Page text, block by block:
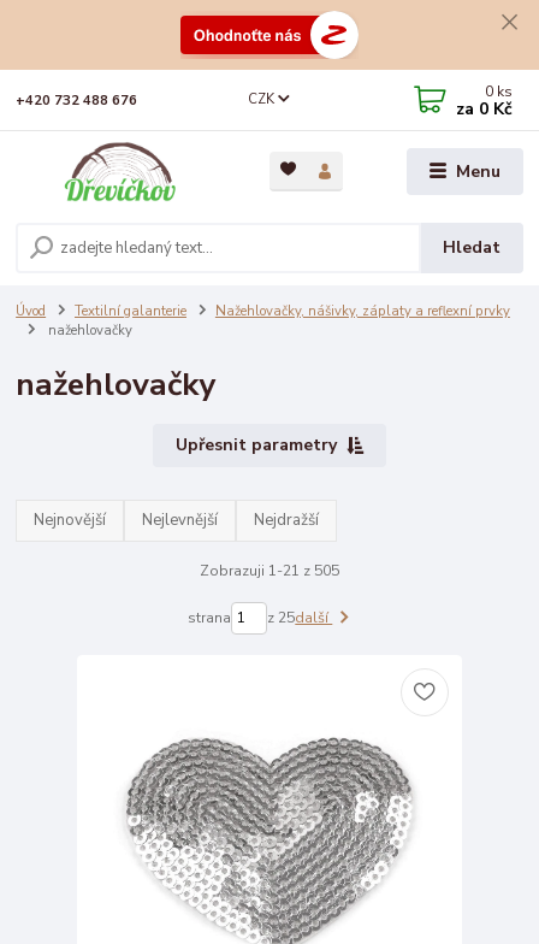
Menu
CZK
Hledat
+420 732 488 676 0 ks
za 0 Kč
Úvod Textilní galanterie
Nažehlovačky, nášivky, záplaty a reflexní prvky
nažehlovačky
nažehlovačky
Upřesnit parametry
Nejnovější Nejlevnější Nejdražší
Zobrazuji 1-21 z 505
strana z 25další